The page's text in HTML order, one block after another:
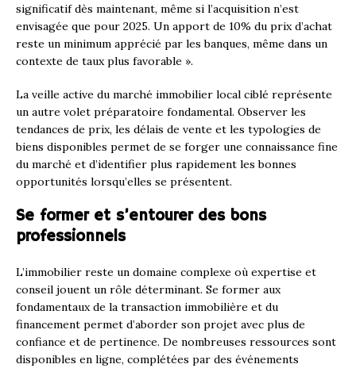
significatif dès maintenant, même si l’acquisition n’est
envisagée que pour 2025. Un apport de 10% du prix d’achat
reste un minimum apprécié par les banques, même dans un
contexte de taux plus favorable ».
La veille active du marché immobilier local ciblé représente
un autre volet préparatoire fondamental. Observer les
tendances de prix, les délais de vente et les typologies de
biens disponibles permet de se forger une connaissance fine
du marché et d’identifier plus rapidement les bonnes
opportunités lorsqu’elles se présentent.
Se former et s’entourer des bons
professionnels
L’immobilier reste un domaine complexe où expertise et
conseil jouent un rôle déterminant. Se former aux
fondamentaux de la transaction immobilière et du
financement permet d’aborder son projet avec plus de
confiance et de pertinence. De nombreuses ressources sont
disponibles en ligne, complétées par des événements